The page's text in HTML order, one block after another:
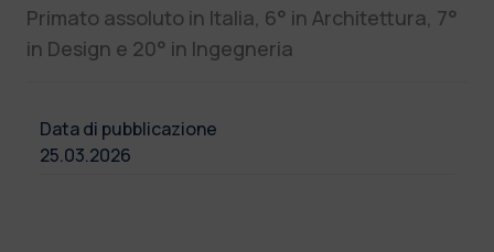
Primato assoluto in Italia, 6° in Architettura, 7°
in Design e 20° in Ingegneria
Data di pubblicazione
25.03.2026